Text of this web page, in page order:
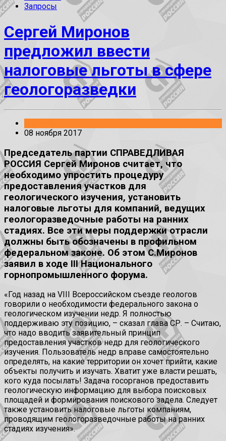
Запросы
Сергей Миронов
предложил ввести
налоговые льготы в сфере
геологоразведки
08 ноября 2017
Председатель партии СПРАВЕДЛИВАЯ
РОССИЯ Сергей Миронов считает, что
необходимо упростить процедуру
предоставления участков для
геологического изучения, установить
налоговые льготы для компаний, ведущих
геологоразведочные работы на ранних
стадиях. Все эти меры поддержки отрасли
должны быть обозначены в профильном
федеральном законе. Об этом С.Миронов
заявил в ходе III Национального
горнопромышленного форума.
«Год назад на VIII Всероссийском съезде геологов
говорили о необходимости федерального закона о
геологическом изучении недр. Я полностью
поддерживаю эту позицию, – сказал глава СР. – Считаю,
что надо вводить заявительный принцип
предоставления участков недр для геологического
изучения. Пользователь недр вправе самостоятельно
определять, на какие территории он хочет прийти, какие
объекты получить и изучать. Хватит уже власти решать,
кого куда посылать! Задача госорганов предоставить
геологическую информацию для выбора поисковых
площадей и формирования поискового задела. Следует
также установить налоговые льготы компаниям,
проводящим геологоразведочные работы на ранних
стадиях изучения».